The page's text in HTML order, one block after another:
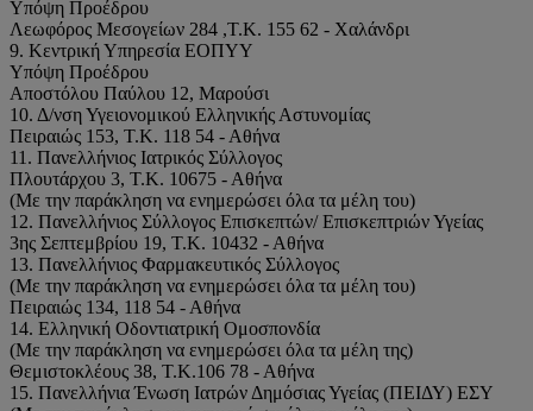
Υπόψη Προέδρου
Λεωφόρος Μεσογείων 284 ,Τ.Κ. 155 62 - Χαλάνδρι
9. Κεντρική Υπηρεσία ΕΟΠΥΥ
Υπόψη Προέδρου
Αποστόλου Παύλου 12, Μαρούσι
10. Δ/νση Υγειονομικού Ελληνικής Αστυνομίας
Πειραιώς 153, Τ.Κ. 118 54 - Αθήνα
11. Πανελλήνιος Ιατρικός Σύλλογος
Πλουτάρχου 3, Τ.Κ. 10675 - Αθήνα
(Με την παράκληση να ενημερώσει όλα τα μέλη του)
12. Πανελλήνιος Σύλλογος Επισκεπτών/ Επισκεπτριών Υγείας
3ης Σεπτεμβρίου 19, Τ.Κ. 10432 - Αθήνα
13. Πανελλήνιος Φαρμακευτικός Σύλλογος
(Με την παράκληση να ενημερώσει όλα τα μέλη του)
Πειραιώς 134, 118 54 - Αθήνα
14. Ελληνική Οδοντιατρική Ομοσπονδία
(Με την παράκληση να ενημερώσει όλα τα μέλη της)
Θεμιστοκλέους 38, Τ.Κ.106 78 - Αθήνα
15. Πανελλήνια Ένωση Ιατρών Δημόσιας Υγείας (ΠΕΙΔΥ) ΕΣΥ